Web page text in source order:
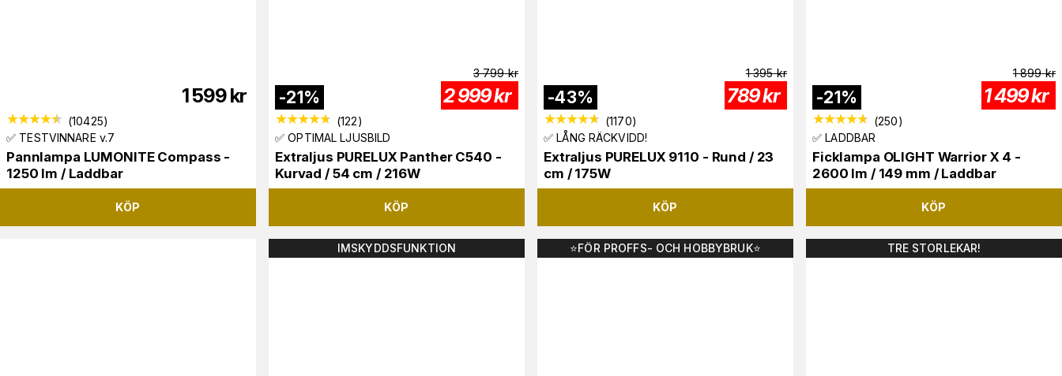
1 599kr
(10425)
✅ TESTVINNARE v.7
Pannlampa LUMONITE Compass -
1250 lm / Laddbar
KÖP
-21%
3 799 kr
2 999kr
(122)
✅ OPTIMAL LJUSBILD
Extraljus PURELUX Panther C540 -
Kurvad / 54 cm / 216W
KÖP
-43%
1 395 kr
789kr
(1170)
✅ LÅNG RÄCKVIDD!
Extraljus PURELUX 9110 - Rund / 23
cm / 175W
KÖP
-21%
1 899 kr
1 499kr
(250)
✅ LADDBAR
Ficklampa OLIGHT Warrior X 4 -
2600 lm / 149 mm / Laddbar
KÖP
IMSKYDDSFUNKTION ⭐️FÖR PROFFS- OCH HOBBYBRUK⭐️ TRE STORLEKAR!